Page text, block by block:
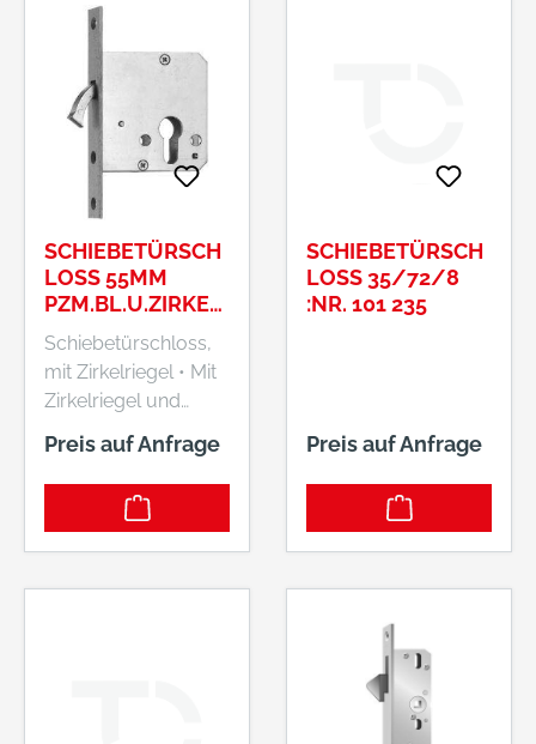
Hersteller: Bever &
Rheinische Straße
43, 58332 Schwelm,
DE, +49233680590,
info@bever-
SCHIEBETÜRSCH
LOSS 55MM
PZM.BL.U.ZIRKEL
RIEGEL
Schiebetürschloss,
mit Zirkelriegel • Mit
Zirkelriegel und
Schließblech •
Dornmaß: 55 mm •
Stulp: 20 x 150 mm,
kantig, silberfarbig
Preis auf Anfrage
SCHIEBETÜRSCH
LOSS 35/72/8 :
NR. 101 235
Preis auf Anfrage